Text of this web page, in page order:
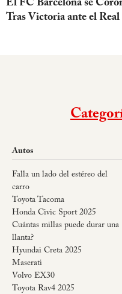
El FC Barcelona se
Tras Victoria ante el
Autos
Falla un lado del estéreo del
carro
Toyota Tacoma
Honda Civic Sport 2025
Cuántas millas puede durar una
llanta?
Hyundai Creta 2025
Maserati
Volvo EX30
Toyota Rav4 2025